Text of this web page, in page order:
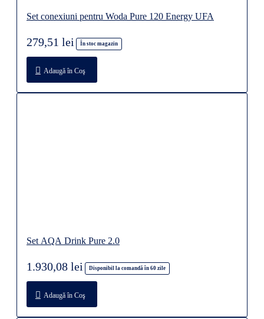
Set conexiuni pentru Woda Pure 120 Energy UFA
În stoc magazin
279,51 lei
Adaugă în Coş
Set AQA Drink Pure 2.0
Disponibil la comandă în 60 zile
1.930,08 lei
Adaugă în Coş